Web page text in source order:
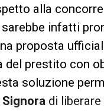
alla
sarebbe infatti
proposta
del prestito con
soluzione
di liberare